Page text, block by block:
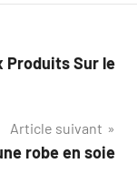
Produits Sur le
Article suivant
robe en soie